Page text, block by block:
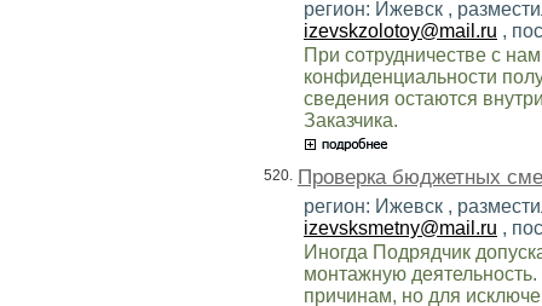
регион: Ижевск ,
izevskzolotoy@mail.ru ,
При сотрудничестве с
конфиденциальности
сведения остаются
Заказчика.
520. Проверка бюджетных
регион: Ижевск ,
izevsksmetny@mail.ru ,
Иногда Подрядчик
монтажную
причинам, но для